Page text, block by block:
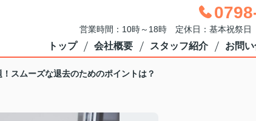
営業時間：10時～18時 定休日：基本祝祭日
トップ 会社概要 スタッフ紹介 お問
スムーズな退去のためのポイントは？